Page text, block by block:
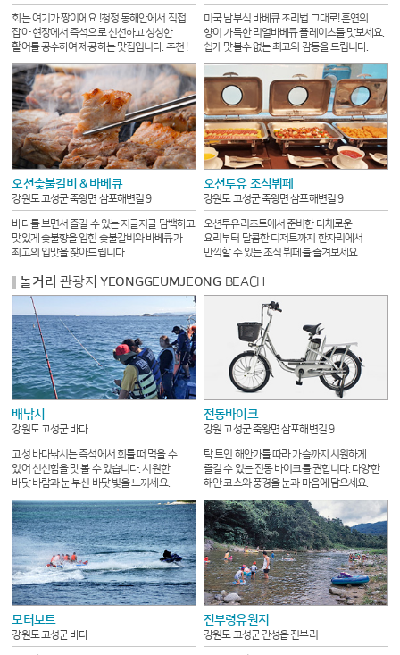
회는 여기가 짱이에요 !청정 동해안에서 직접
잡아 현장에서 즉석으로 신선하고 싱싱한
활어를 공수하여 제공하는 맛집입니다. 추천 !
미국 남부식 바베큐 조리법 그대로! 훈연의
향이 가득한 리얼바베큐 플레이츠를 맛보세요.
쉽게 맛볼수 없는 최고의 감동을 드립니다.
오션숯불갈비 & 바베큐
강원도 고성군 죽왕면 삼포해변길 9
바다를 보면서 즐길 수 있는 지글지글 담백하고
맛있게 숯불향을 입힌 숯불갈비와 바베큐가
최고의 입맛을 찾아드립니다.
오션투유 조식뷔페
강원도 고성군 죽왕면 삼포해변길 9
오션투유리조트에서 준비한 다채로운
요리부터 달콤한 디저트까지 한자리에서
만끽할 수 있는 조식 뷔페를 즐겨보세요.
놀거리 관광지YEONGGEUMJEONGBEACH
배낚시
강원도 고성군 바다
고성 바다낚시는 즉석에서 회를 떠 먹을 수
있어 신선함을 맛 볼 수 있습니다. 시원한
바닷 바람과 눈 부신 바닷 빛을 느끼세요.
전동바이크
강원 고성군 죽왕면 삼포해변길 9
탁 트인 해안가를 따라 가슴까지 시원하게
즐길 수 있는 전동 바이크를 권합니다. 다양한
해안 코스와 풍경을 눈과 마음에 담으세요.
모터보트
강원도 고성군 바다
진부령유원지
강원도 고성군 간성읍 진부리